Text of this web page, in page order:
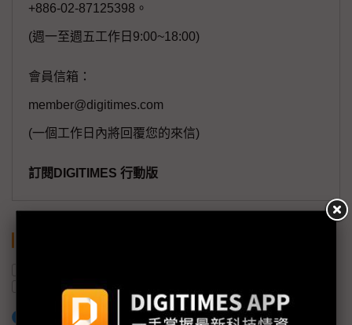
+886-02-87125398。
(週一至週五工作日9:00~18:00)
會員信箱：
member@digitimes.com
(一個工作日內將回覆您的來信)
訂閱DIGITIMES 行動版
作業系統
加入已選取到「關鍵字追蹤」